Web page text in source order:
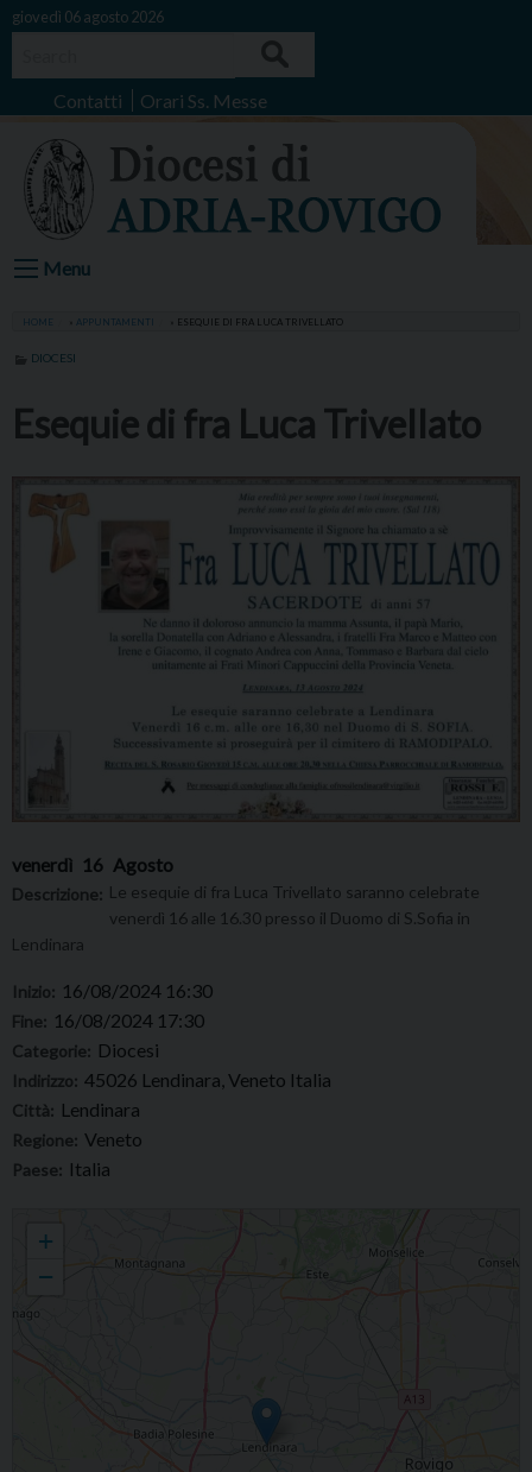
Skip
giovedì 06 agosto 2026
Contatti Orari Ss. Messe
Menu
HOME APPUNTAMENTI ESEQUIE DI FRA LUCA TRIVELLATO
DIOCESI
Esequie di fra Luca Trivellato
venerdì 16 Agosto
Descrizione: Le esequie di fra Luca Trivellato saranno celebrate
venerdì 16 alle 16.30 presso il Duomo di S.Sofia in
Lendinara
Inizio: 16/08/2024 16:30
Fine: 16/08/2024 17:30
Categorie: Diocesi
Indirizzo: 45026 Lendinara, Veneto Italia
Città: Lendinara
Regione: Veneto
Paese: Italia
+
−